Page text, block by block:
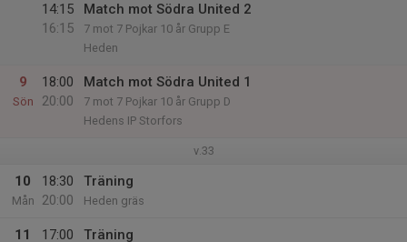
14:15
16:15
Match mot Södra United 2
7 mot 7 Pojkar 10 år Grupp E
Heden
9
Sön
18:00
20:00
Match mot Södra United 1
7 mot 7 Pojkar 10 år Grupp D
Hedens IP Storfors
v.33
10
Mån
18:30
20:00
Träning
Heden gräs
11
17:00
Träning